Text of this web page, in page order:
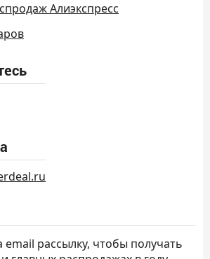
Алиэкспресс
рассылку, чтобы получать